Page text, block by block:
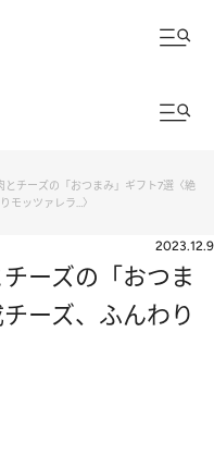
とチーズの「おつまみ」ギフト7選〈絶
モッツァレラ…〉
2023.12.9
ーズの「おつま
ーズ、ふんわり